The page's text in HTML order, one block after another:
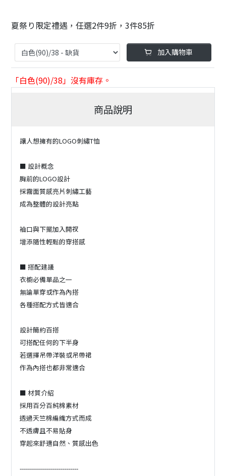
夏祭り限定禮遇，任選2件9折，3件85折
加入購物車
「白色(90)/38」沒有庫存。
商品說明
讓人想擁有的LOGO刺繡T恤
■ 設計概念
胸前的LOGO設計
採霧面質感亮片刺繡工藝
成為整體的設計亮點
袖口與下擺加入開衩
增添隨性輕鬆的穿搭感
■ 搭配建議
衣櫥必備單品之一
無論單穿或作為內搭
各種搭配方式皆適合
設計簡約百搭
可搭配任何的下半身
若選擇吊帶洋裝或吊帶裙
作為內搭也都非常適合
■ 材質介紹
採用百分百純棉素材
透過天竺棉編織方式而成
不透膚且不易貼身
穿起來舒適自然、質感出色
-----------------------------